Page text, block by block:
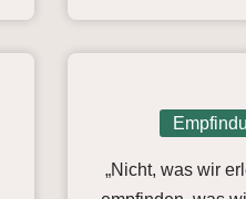
„Nicht, was wir